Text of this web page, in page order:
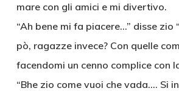
mare con gli amici e mi divertivo.
“Ah bene mi fa piacere…” disse zio
pò, ragazze invece? Con quelle
facendomi un cenno complice con
“Bhe zio come vuoi che vada…. Si